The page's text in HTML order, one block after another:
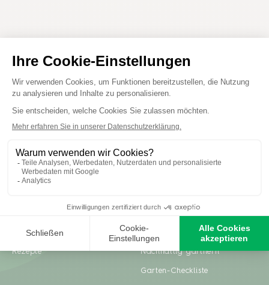
Zero Waste & DIY
Rezepte
Pflanzenpflege
Rasenpflege
Nachhaltig gärtnern
Garten-Checkliste